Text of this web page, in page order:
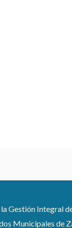
Gestión Integral
Municipales de